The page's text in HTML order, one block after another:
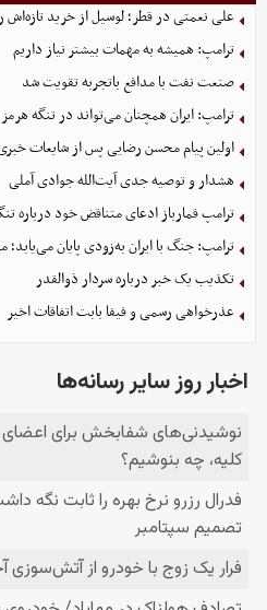
علی نعمتی در قطر؛ لوسیل از خرید تازه‌اش
ترامپ: همیشه به مهمات بیشتر نیاز داریم
صنعت نفت با مدافع باتجربه تقویت شد
ترامپ: ایران همچنان می‌تواند در تنگه
اولین پیام محسن رضایی پس از شایعات
هشدار و توصیه جدی آیت‌الله جوادی آملی
ترامپ قمارباز ادعای متناقض خود درباره
ترامپ: جنگ با ایران به‌زودی پایان
تکذیب یک خبر درباره سردار ذوالقدر
عذرخواهی رسمی و فیفا بابت اتفاقات اخیر